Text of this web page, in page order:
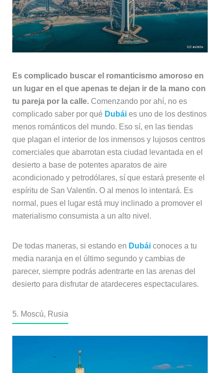
Es complicado buscar el romanticismo amoroso en
un lugar en el que apenas te dejan ir de la mano con
tu pareja por la calle.Comenzando por ahí, no es
complicado saber por qué Dubáies uno de los destinos
menos románticos del mundo. Eso sí, en las tiendas
que plagan el interior de los inmensos y lujosos centros
comerciales que abarrotan esta ciudad levantada en el
desierto a base de potentes aparatos de aire
acondicionado y petrodólares, sí que estará presente el
espíritu de San Valentín. O al menos lo intentará. Es
normal, pues el lugar está muy inclinado a promover el
materialismo consumista a un alto nivel.
De todas maneras, si estando en Dubáiconoces a tu
media naranja en el último segundo y cambias de
parecer, siempre podrás adentrarte en las arenas del
desierto para disfrutar de atardeceres espectaculares.
5. Moscú, Rusia